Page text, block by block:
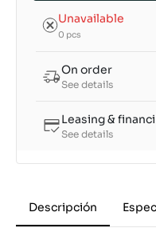
Unavailable
0 pcs
On order
See details
Leasing &
See details
Descripción